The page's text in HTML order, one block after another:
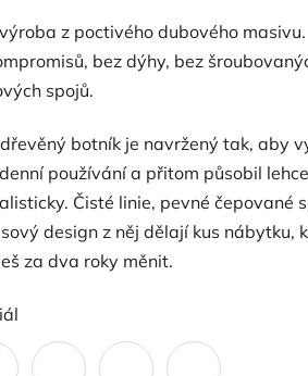
z poctivého dubového masivu.
bez dýhy, bez
spojů.
botník je navržený tak, aby
používání a přitom působil
Čisté linie, pevné čepované
design z něj dělají kus nábytku,
za dva roky měnit.